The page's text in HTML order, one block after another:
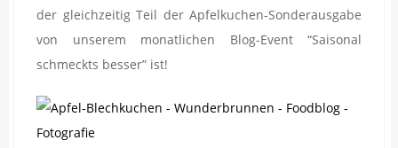
der gleichzeitig Teil der Apfelkuchen-Sonderausgabe
von unserem monatlichen Blog-Event “Saisonal
schmeckts besser” ist!